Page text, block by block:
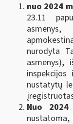
nuo 2024
23.11
nurodyta
asmenys),
nustatytų
Nuo
nustatoma,